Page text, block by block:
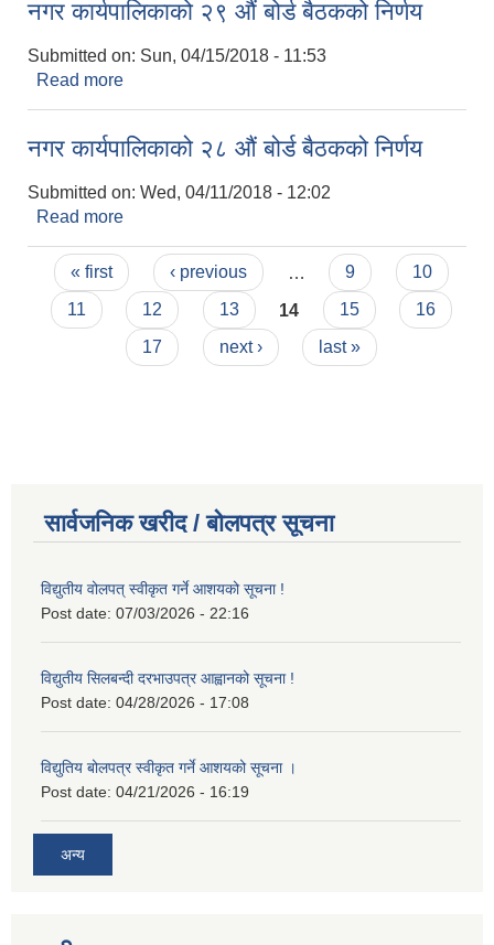
नगर कार्यपालिकाको २९ औं बोर्ड बैठकको निर्णय
Submitted on: Sun, 04/15/2018 - 11:53
Read more
नगर कार्यपालिकाको २८ औं बोर्ड बैठकको निर्णय
Submitted on: Wed, 04/11/2018 - 12:02
Read more
Pages
« first ‹ previous 9
10
11
12 13 14 15
16
17
next › last »
सार्वजनिक खरीद / बोलपत्र सूचना
विद्युतीय वोलपत् स्वीकृत गर्ने आशयको सूचना !
Post date: 07/03/2026 - 22:16
विद्युतीय सिलबन्दी दरभाउपत्र आह्वानको सूचना !
Post date: 04/28/2026 - 17:08
विद्युतिय बोलपत्र स्वीकृत गर्ने आशयको सूचना ।
Post date: 04/21/2026 - 16:19
अन्य